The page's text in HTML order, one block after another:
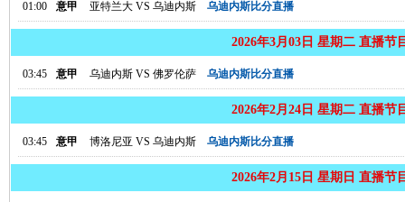
01:00 意甲 亚特兰大 VS 乌迪内斯 乌迪内斯比分直播
2026年3月03日 星期二 直播节
03:45 意甲 乌迪内斯 VS 佛罗伦萨 乌迪内斯比分直播
2026年2月24日 星期二 直播节
03:45 意甲 博洛尼亚 VS 乌迪内斯 乌迪内斯比分直播
2026年2月15日 星期日 直播节